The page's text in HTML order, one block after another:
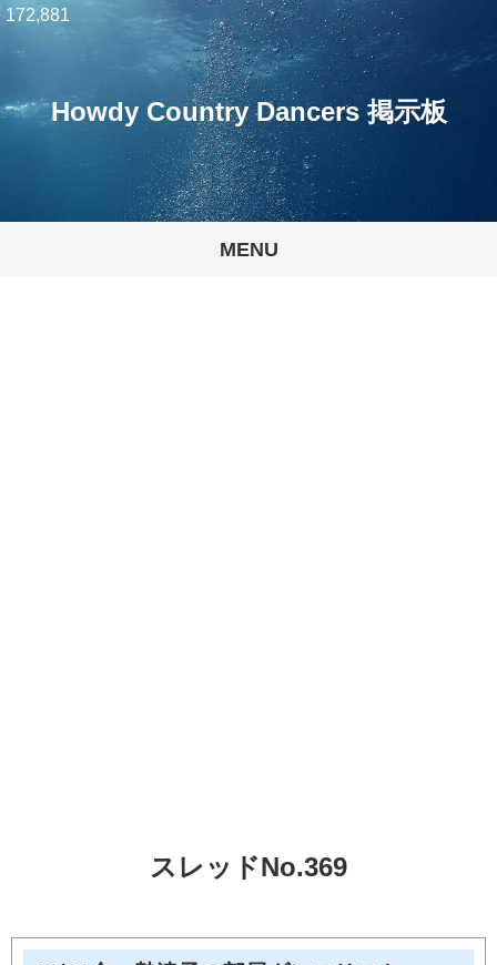
Howdy Country Dancers 掲示板
MENU
172,881
スレッドNo.369